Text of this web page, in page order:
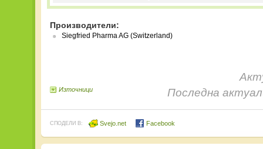
Производители:
Siegfried Pharma AG (Switzerland)
Последна
Източници
СПОДЕЛИ В: Svejo.net Facebook